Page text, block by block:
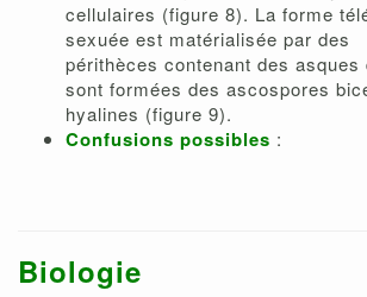
cellulaires (figure 8). La forme
sexuée est matérialisée par des
périthèces contenant des asques
sont formées des ascospores
hyalines (figure 9).
Confusions possibles :
Biologie